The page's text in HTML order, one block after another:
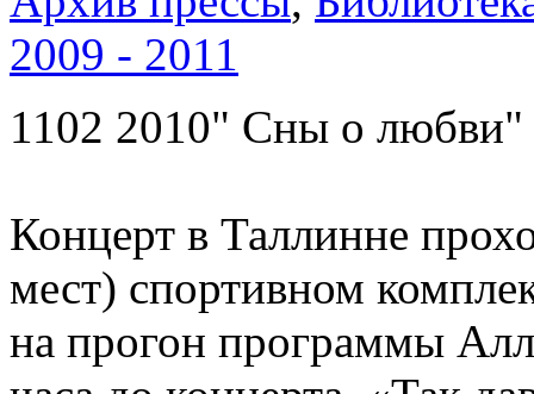
2009 - 2011
1102 2010" Сны о любви"
Концерт в Таллинне
мест) спортивном
на прогон программы